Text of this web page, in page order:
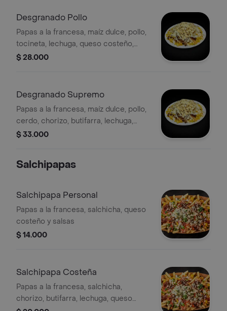
Desgranado Pollo
Papas a la francesa, maíz dulce, pollo,
tocineta, lechuga, queso costeño,
papa ripio y salsas
$ 28.000
Desgranado Supremo
Papas a la francesa, maíz dulce, pollo,
cerdo, chorizo, butifarra, lechuga,
queso costeño, papa ripio y salsas
$ 33.000
Salchipapas
Salchipapa Personal
Papas a la francesa, salchicha, queso
costeño y salsas
$ 14.000
Salchipapa Costeña
Papas a la francesa, salchicha,
chorizo, butifarra, lechuga, queso